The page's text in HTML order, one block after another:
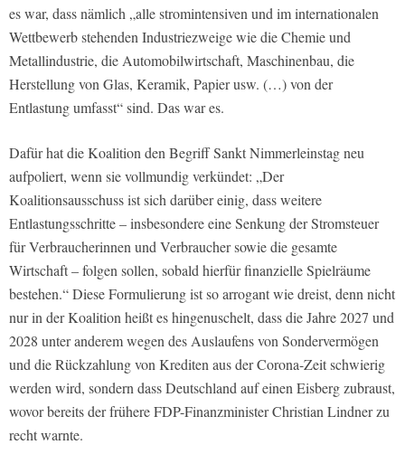
es war, dass nämlich „alle stromintensiven und im internationalen
Wettbewerb stehenden Industriezweige wie die Chemie und
Metallindustrie, die Automobilwirtschaft, Maschinenbau, die
Herstellung von Glas, Keramik, Papier usw. (…) von der
Entlastung umfasst“ sind. Das war es.
Dafür hat die Koalition den Begriff Sankt Nimmerleinstag neu
aufpoliert, wenn sie vollmundig verkündet: „Der
Koalitionsausschuss ist sich darüber einig, dass weitere
Entlastungsschritte – insbesondere eine Senkung der Stromsteuer
für Verbraucherinnen und Verbraucher sowie die gesamte
Wirtschaft – folgen sollen, sobald hierfür finanzielle Spielräume
bestehen.“ Diese Formulierung ist so arrogant wie dreist, denn nicht
nur in der Koalition heißt es hingenuschelt, dass die Jahre 2027 und
2028 unter anderem wegen des Auslaufens von Sondervermögen
und die Rückzahlung von Krediten aus der Corona-Zeit schwierig
werden wird, sondern dass Deutschland auf einen Eisberg zubraust,
wovor bereits der frühere FDP-Finanzminister Christian Lindner zu
recht warnte.